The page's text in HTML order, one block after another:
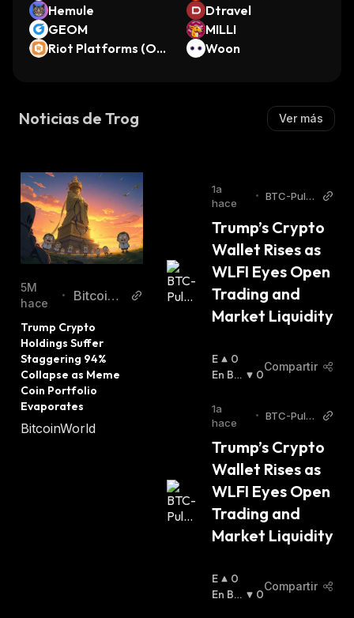
Hemule
Dtravel
GEOM
MILLI
Riot Platforms (On
Woon
Noticias de Trog Ver más
5M
hace
•
Bitcoin
Trump Crypto
Holdings Suffer
Staggering 94%
Collapse as Meme
Coin Portfolio
Evaporates
BitcoinWorld
1a
hace
• BTC-Puls
Trump’s Crypto
Wallet Rises as
WLFI Eyes Open
Trading and
Market Liquidity
E
N
L
Z
0
En Baj
0
Compartir
1a
hace
• BTC-Puls
Trump’s Crypto
Wallet Rises as
WLFI Eyes Open
Trading and
Market Liquidity
E
N
0
En Baj
0
Compartir